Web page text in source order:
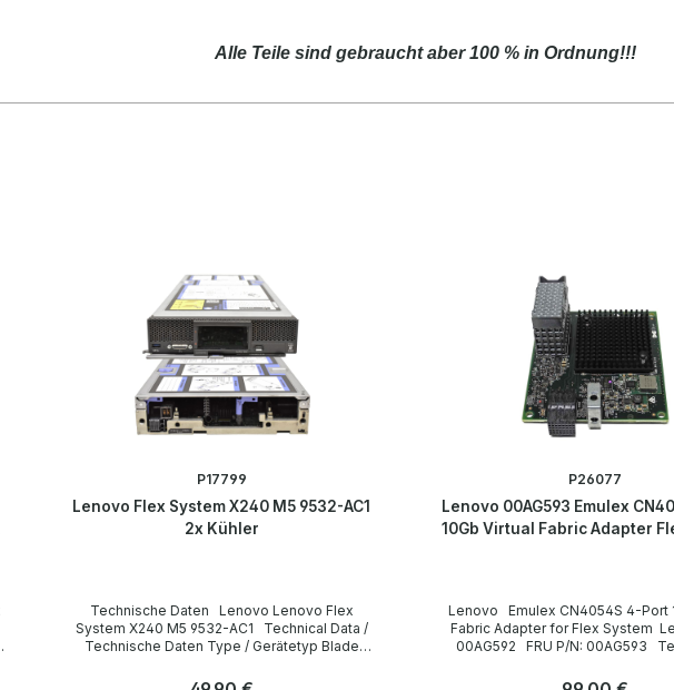
Alle Teile sind gebraucht aber 100 % in Ordnung!!!
P17799
Lenovo Flex System X240 M5 9532-AC1
2x Kühler
Technische Daten Lenovo Lenovo Flex
System X240 M5 9532-AC1 Technical Data /
Technische Daten Type / Gerätetyp Blade
Regulärer Preis:
P26077
Lenovo 00AG593 Emulex
10Gb Virtual Fabric Adapter
Fabric Adapter for Flex System Lenovo P/N:
00AG592 FRU P/N: 00AG593 Technische
Manufacturer / Hersteller Emulex / Lenovo TypeRegulärer Preis: